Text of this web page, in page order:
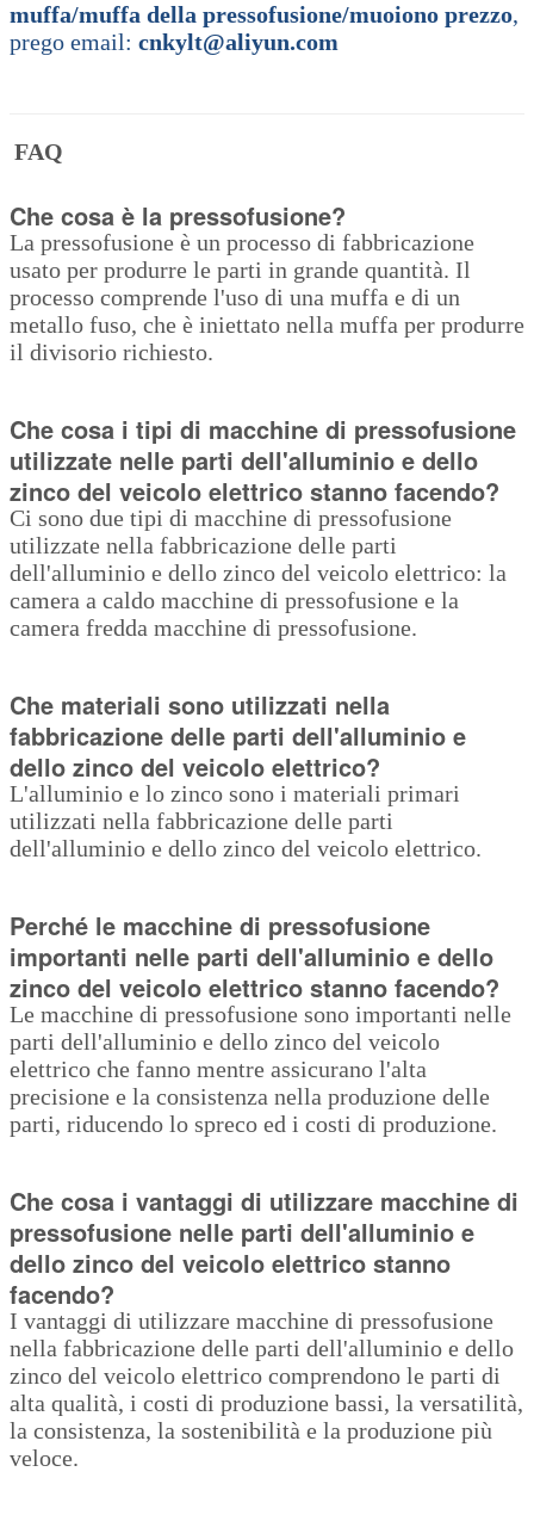
muffa/muffa della pressofusione/muoiono prezzo,
prego email: cnkylt@aliyun.com
FAQ
Che cosa è la pressofusione?
La pressofusione è un processo di fabbricazione
usato per produrre le parti in grande quantità. Il
processo comprende l'uso di una muffa e di un
metallo fuso, che è iniettato nella muffa per produrre
il divisorio richiesto.
Che cosa i tipi di macchine di pressofusione
utilizzate nelle parti dell'alluminio e dello
zinco del veicolo elettrico stanno facendo?
Ci sono due tipi di macchine di pressofusione
utilizzate nella fabbricazione delle parti
dell'alluminio e dello zinco del veicolo elettrico: la
camera a caldo macchine di pressofusione e la
camera fredda macchine di pressofusione.
Che materiali sono utilizzati nella
fabbricazione delle parti dell'alluminio e
dello zinco del veicolo elettrico?
L'alluminio e lo zinco sono i materiali primari
utilizzati nella fabbricazione delle parti
dell'alluminio e dello zinco del veicolo elettrico.
Perché le macchine di pressofusione
importanti nelle parti dell'alluminio e dello
zinco del veicolo elettrico stanno facendo?
Le macchine di pressofusione sono importanti nelle
parti dell'alluminio e dello zinco del veicolo
elettrico che fanno mentre assicurano l'alta
precisione e la consistenza nella produzione delle
parti, riducendo lo spreco ed i costi di produzione.
Che cosa i vantaggi di utilizzare macchine di
pressofusione nelle parti dell'alluminio e
dello zinco del veicolo elettrico stanno
facendo?
I vantaggi di utilizzare macchine di pressofusione
nella fabbricazione delle parti dell'alluminio e dello
zinco del veicolo elettrico comprendono le parti di
alta qualità, i costi di produzione bassi, la versatilità,
la consistenza, la sostenibilità e la produzione più
veloce.